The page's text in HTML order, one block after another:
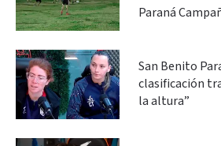
Paraná
San Benito
clasificación
la altura”